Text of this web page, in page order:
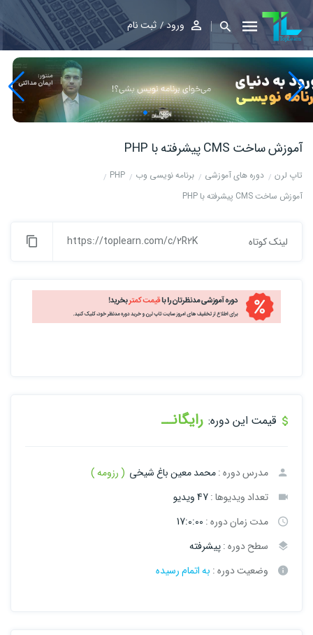
ورود ثبت نام
آموزش ساخت CMS پیشرفته با PHP
تاپ لرن دوره های آموزشی برنامه نویسی وب
PHP
آموزش ساخت CMS پیشرفته با PHP
لینک کوتاه https://toplearn.com/c/2R2K
قیمت این دوره: رایگانــ
مدرس دوره :محمد معین باغ شیخی ( رزومه )
تعداد ویدیوها :47 ویدیو
مدت زمان دوره : 17:0:00
سطح دوره :پیشرفته
وضعیت دوره : به اتمام رسیده